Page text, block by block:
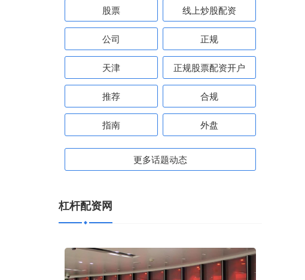
股票 线上炒股配资
公司 正规
天津 正规股票配资开户
推荐 合规
指南 外盘
更多话题动态
杠杆配资网